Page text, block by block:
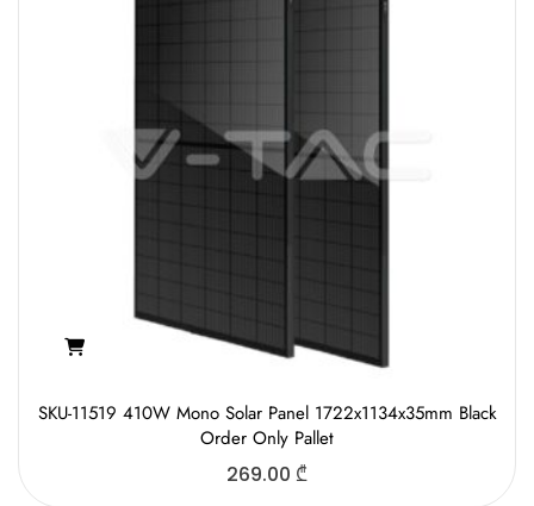
SKU-11519 410W Mono Solar Panel 1722x1134x35mm Black
Order Only Pallet
269.00 ₾